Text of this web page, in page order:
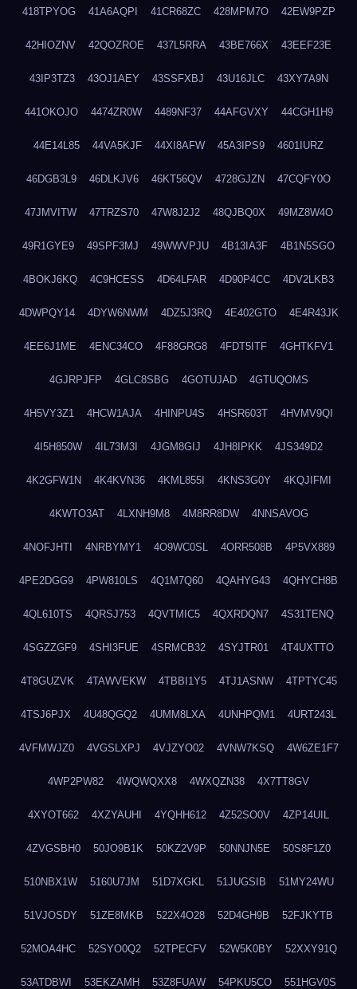
418TPYOG 41A6AQPI 41CR68ZC 428MPM7O 42EW9PZP
42HIOZNV 42QOZROE 437L5RRA 43BE766X 43EEF23E
43IP3TZ3 43OJ1AEY 43SSFXBJ 43U16JLC 43XY7A9N
441OKOJO 4474ZR0W 4489NF37 44AFGVXY 44CGH1H9
44E14L85 44VA5KJF 44XI8AFW 45A3IPS9 4601IURZ
46DGB3L9 46DLKJV6 46KT56QV 4728GJZN 47CQFY0O
47JMVITW 47TRZS70 47W8J2J2 48QJBQ0X 49MZ8W4O
49R1GYE9 49SPF3MJ 49WWVPJU 4B13IA3F 4B1N5SGO
4BOKJ6KQ 4C9HCESS 4D64LFAR 4D90P4CC 4DV2LKB3
4DWPQY14 4DYW6NWM 4DZ5J3RQ 4E402GTO 4E4R43JK
4EE6J1ME 4ENC34CO 4F88GRG8 4FDT5ITF 4GHTKFV1
4GJRPJFP 4GLC8SBG 4GOTUJAD 4GTUQOMS
4H5VY3Z1 4HCW1AJA 4HINPU4S 4HSR603T 4HVMV9QI
4I5H850W 4IL73M3I 4JGM8GIJ 4JH8IPKK 4JS349D2
4K2GFW1N 4K4KVN36 4KML855I 4KNS3G0Y 4KQJIFMI
4KWTO3AT 4LXNH9M8 4M8RR8DW 4NNSAVOG
4NOFJHTI 4NRBYMY1 4O9WC0SL 4ORR508B 4P5VX889
4PE2DGG9 4PW810LS 4Q1M7Q60 4QAHYG43 4QHYCH8B
4QL610TS 4QRSJ753 4QVTMIC5 4QXRDQN7 4S31TENQ
4SGZZGF9 4SHI3FUE 4SRMCB32 4SYJTR01 4T4UXTTO
4T8GUZVK 4TAWVEKW 4TBBI1Y5 4TJ1ASNW 4TPTYC45
4TSJ6PJX 4U48QGQ2 4UMM8LXA 4UNHPQM1 4URT243L
4VFMWJZ0 4VGSLXPJ 4VJZYO02 4VNW7KSQ 4W6ZE1F7
4WP2PW82 4WQWQXX8 4WXQZN38 4X7TT8GV
4XYOT662 4XZYAUHI 4YQHH612 4Z52SO0V 4ZP14UIL
4ZVGSBH0 50JO9B1K 50KZ2V9P 50NNJN5E 50S8F1Z0
510NBX1W 5160U7JM 51D7XGKL 51JUGSIB 51MY24WU
51VJOSDY 51ZE8MKB 522X4O28 52D4GH9B 52FJKYTB
52MOA4HC 52SYO0Q2 52TPECFV 52W5K0BY 52XXY91Q
53ATDBWI 53EKZAMH 53Z8FUAW 54PKU5CO 551HGV0S